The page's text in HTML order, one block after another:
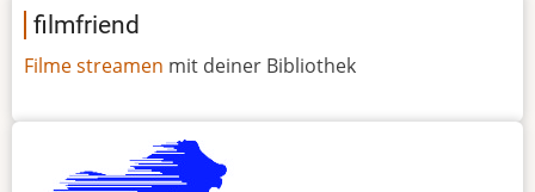
filmfriend
Filme streamen mit deiner Bibliothek